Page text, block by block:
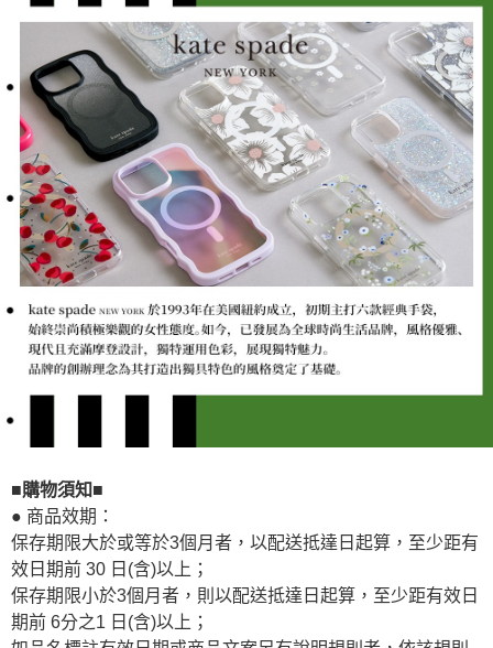
■購物須知■
● 商品效期：
保存期限大於或等於3個月者，以配送抵達日起算，至少距有
效日期前 30 日(含)以上；
保存期限小於3個月者，則以配送抵達日起算，至少距有效日
期前 6分之1 日(含)以上；